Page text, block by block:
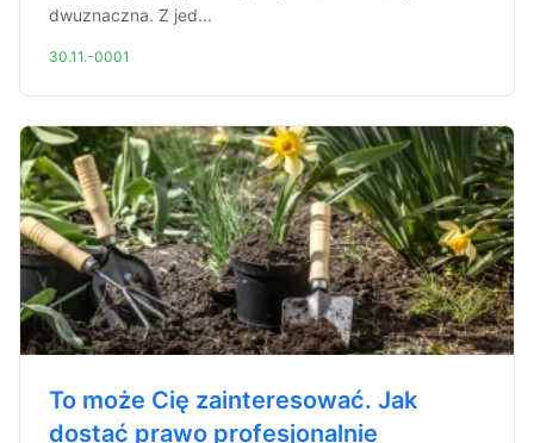
dwuznaczna. Z jed...
30.11.-0001
To może Cię zainteresować. Jak
dostać prawo profesjonalnie